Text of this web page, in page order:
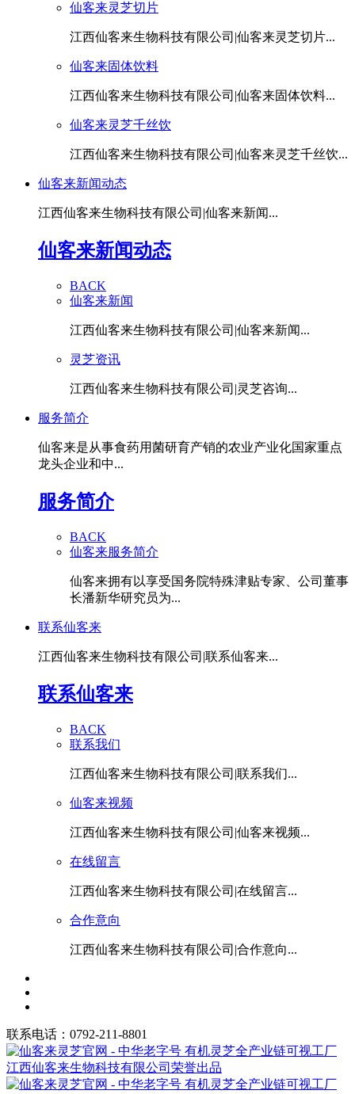
仙客来灵芝切片
江西仙客来生物科技有限公司|仙客来灵芝切片...
仙客来固体饮料
江西仙客来生物科技有限公司|仙客来固体饮料...
仙客来灵芝千丝饮
江西仙客来生物科技有限公司|仙客来灵芝千丝饮...
仙客来新闻动态
江西仙客来生物科技有限公司|仙客来新闻...
仙客来新闻动态
BACK
仙客来新闻
江西仙客来生物科技有限公司|仙客来新闻...
灵芝资讯
江西仙客来生物科技有限公司|灵芝咨询...
服务简介
仙客来是从事食药用菌研育产销的农业产业化国家重点
龙头企业和中...
服务简介
BACK
仙客来服务简介
仙客来拥有以享受国务院特殊津贴专家、公司董事
长潘新华研究员为...
联系仙客来
江西仙客来生物科技有限公司|联系仙客来...
联系仙客来
BACK
联系我们
江西仙客来生物科技有限公司|联系我们...
仙客来视频
江西仙客来生物科技有限公司|仙客来视频...
在线留言
江西仙客来生物科技有限公司|在线留言...
合作意向
江西仙客来生物科技有限公司|合作意向...
联系电话：0792-211-8801